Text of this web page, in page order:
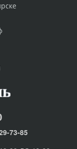
73-85